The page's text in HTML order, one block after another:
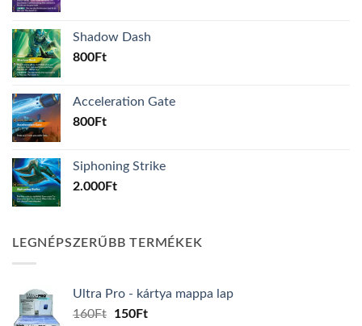
Shadow Dash
800Ft
Acceleration Gate
800Ft
Siphoning Strike
2.000Ft
LEGNÉPSZERŰBB TERMÉKEK
Ultra Pro - kártya mappa lap
160Ft
Original
150FtCurrent